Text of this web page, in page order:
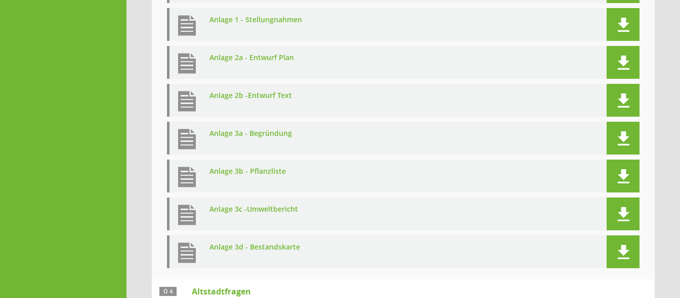
Anlage 1 - Stellungnahmen
Anlage 2a - Entwurf Plan
Anlage 2b -Entwurf Text
Anlage 3a - Begründung
Anlage 3b - Pflanzliste
Anlage 3c -Umweltbericht
Anlage 3d - Bestandskarte
Ö 4 Altstadtfragen